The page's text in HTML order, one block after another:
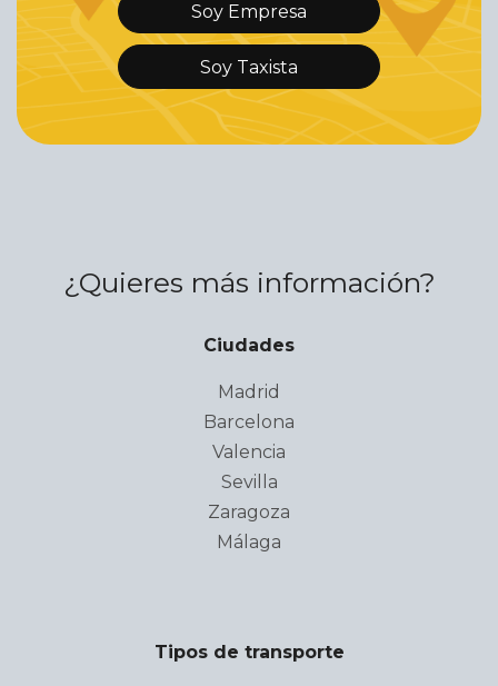
Soy Empresa
Soy Taxista
¿Quieres más información?
Ciudades
Madrid
Barcelona
Valencia
Sevilla
Zaragoza
Málaga
Tipos de transporte